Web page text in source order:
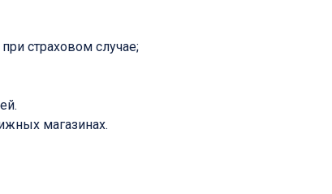
страховом случае;
магазинах.